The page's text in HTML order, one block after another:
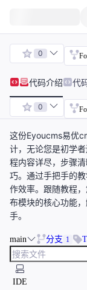
0
代码介绍 代
0
这份Eyoucms易优
计，无论您是初学
程内容详尽，步骤
巧。通过手把手的
作效率。跟随教程
布模块的核心功能
手。
main 分支 1
IDE